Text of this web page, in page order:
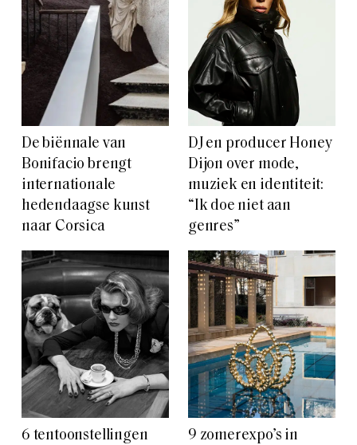
De biënnale van
Bonifacio brengt
internationale
hedendaagse kunst
naar Corsica
DJ en producer Honey
Dijon over mode,
muziek en identiteit:
“Ik doe niet aan
genres”
6 tentoonstellingen
9 zomerexpo’s in